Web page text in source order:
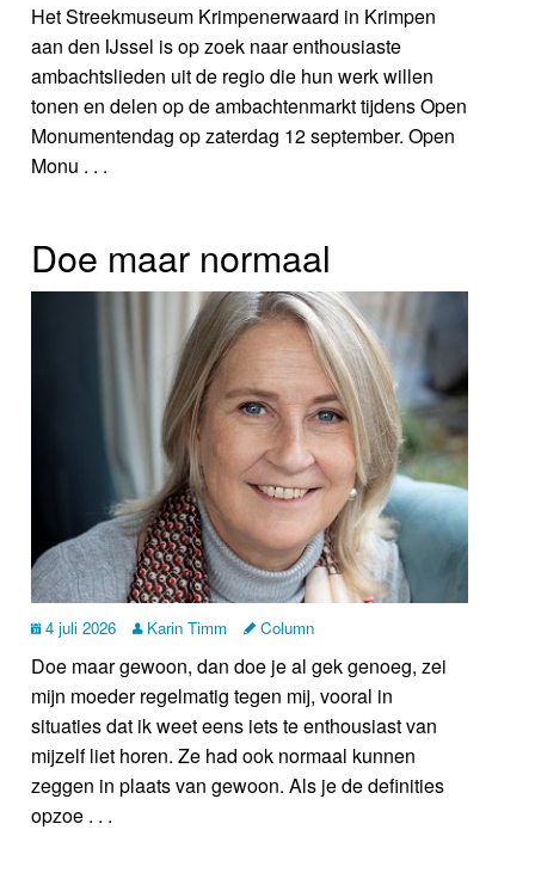
Het Streekmuseum Krimpenerwaard in Krimpen
aan den IJssel is op zoek naar enthousiaste
ambachtslieden uit de regio die hun werk willen
tonen en delen op de ambachtenmarkt tijdens Open
Monumentendag op zaterdag 12 september. Open
Monu . . .
Doe maar normaal
4 juli 2026 Karin Timm Column
Doe maar gewoon, dan doe je al gek genoeg, zei
mijn moeder regelmatig tegen mij, vooral in
situaties dat ik weet eens iets te enthousiast van
mijzelf liet horen. Ze had ook normaal kunnen
zeggen in plaats van gewoon. Als je de definities
opzoe . . .